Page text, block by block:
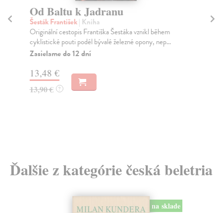
Od Baltu k Jadranu
Šesták František| Kniha
Originální cestopis Františka Šestáka vznikl během
cyklistické pouti podél bývalé železné opony, nep...
Zasielame do 12 dní
13,48 €
13,90 € ?
Ďalšie z kategórie česká beletria
na sklade